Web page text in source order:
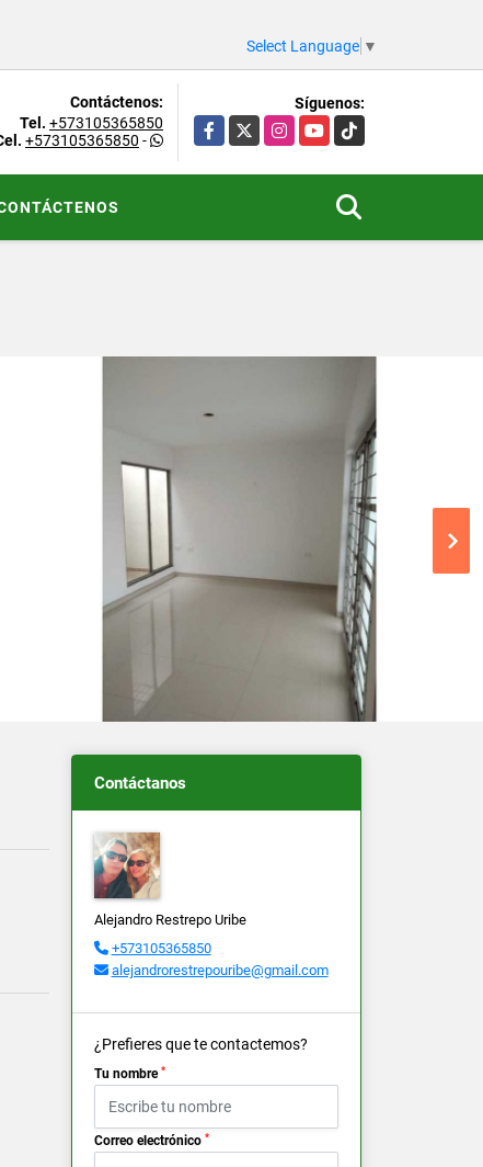
Select Language ▼
Contáctenos:
Tel. +573105365850
+573105365850 -
Síguenos:
Facebook
X InstagramYouTubeTikTok
Contáctanos
Alejandro Restrepo Uribe
+573105365850
alejandrorestrepouribe@gmail.com
¿Prefieres que te contactemos?
Tu nombre *
Correo electrónico *